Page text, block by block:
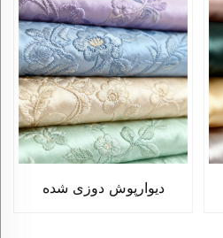
دیوارپوش دوزی شده